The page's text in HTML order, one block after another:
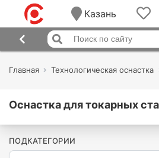
Казань
Главная Технологическая оснастка
Оснастка для токарных
ПОДКАТЕГОРИИ